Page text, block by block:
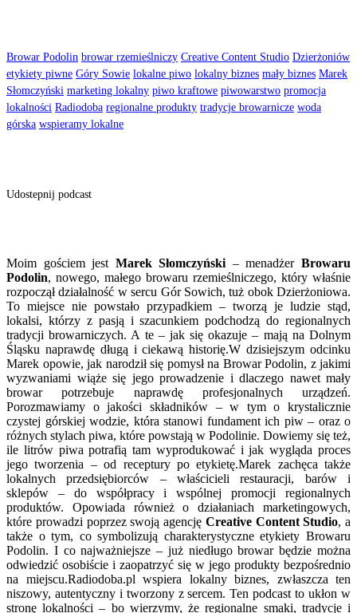
Browar Podolin browar rzemieślniczy Creative Content Studio Dzierżoniów
etykiety piwne Góry Sowie lokalne piwo lokalny biznes mały biznes Marek
Słomczyński marketing lokalny piwo kraftowe piwowarstwo promocja
lokalności Radiodoba regionalne produkty tradycje browarnicze woda
górska wspieramy lokalne
Udostepnij podcast
Moim gościem jest Marek Słomczyński – menadżerBrowaru
Podolin, nowego, małego browaru rzemieślniczego, który właśnie
rozpoczął działalność w sercu Gór Sowich, tuż obok Dzierżoniowa.
To miejsce nie powstało przypadkiem – tworzą je ludzie stąd,
lokalsi, którzy z pasją i szacunkiem podchodzą do regionalnych
tradycji browarniczych. A te – jak się okazuje – mają na Dolnym
Śląsku naprawdę długą i ciekawą historię.W dzisiejszym odcinku
Marek opowie, jak narodził się pomysł na Browar Podolin, z jakimi
wyzwaniami wiąże się jego prowadzenie i dlaczego nawet mały
browar potrzebuje naprawdę profesjonalnych urządzeń.
Porozmawiamy o jakości składników – w tym o krystalicznie
czystej górskiej wodzie, która stanowi fundament ich piw – oraz o
różnych stylach piwa, które powstają w Podolinie. Dowiemy się też,
ile litrów piwa potrafią tam wyprodukować i jak wygląda proces
jego tworzenia – od receptury po etykietę.Marek zachęca także
lokalnych przedsiębiorców – właścicieli restauracji, barów i
sklepów – do współpracy i wspólnej promocji regionalnych
produktów. Opowiada również o działaniach marketingowych,
które prowadzi poprzez swoją agencję Creative Content Studio, a
także o tym, co symbolizują charakterystyczne etykiety Browaru
Podolin. I co najważniejsze – już niedługo browar będzie można
odwiedzić osobiście i zaopatrzyć się w jego produkty bezpośrednio
na miejscu.Radiodoba.pl wspiera lokalny biznes, zwłaszcza ten
niszowy, autentyczny i tworzony z sercem. Ten podcast to ukłon w
stronę lokalności – bo wierzymy, że regionalne smaki, tradycje i